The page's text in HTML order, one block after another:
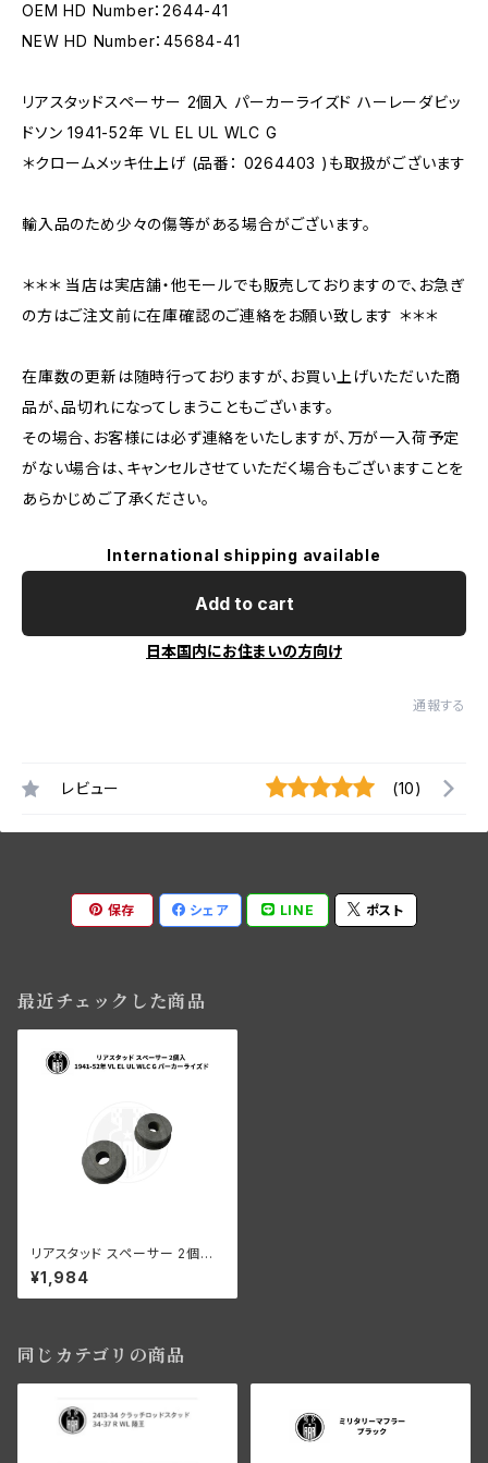
OEM HD Number：2644-41
NEW HD Number：45684-41
リアスタッドスペーサー 2個入 パーカーライズド ハーレーダビッ
ドソン 1941-52年 VL EL UL WLC G
＊クロームメッキ仕上げ (品番： 0264403 )も取扱がございます
輸入品のため少々の傷等がある場合がございます。
＊＊＊ 当店は実店舗・他モールでも販売しておりますので、お急ぎ
の方はご注文前に在庫確認のご連絡をお願い致します ＊＊＊
在庫数の更新は随時行っておりますが、お買い上げいただいた商
品が、品切れになってしまうこともございます。
その場合、お客様には必ず連絡をいたしますが、万が一入荷予定
がない場合は、キャンセルさせていただく場合もございますことを
あらかじめご了承ください。
International shipping available
Add to cart
日本国内にお住まいの方向け
通報する
レビュー (10)
保存 シェア LINE ポスト
最近チェックした商品
リアスタッド スペーサー 2個入
ハーレーダビッドソン 1941-52
年 VL EL UL WLC G パーカー
ライズド
¥1,984
同じカテゴリの商品